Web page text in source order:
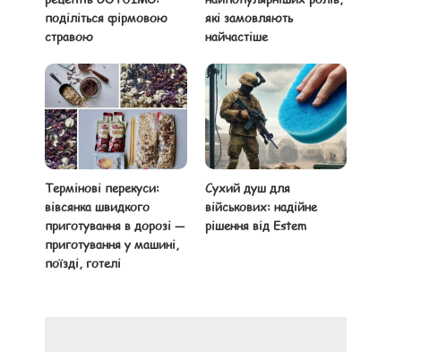
поділіться фірмовою
стравою
які замовляють
найчастіше
Термінові перекуси:
вівсянка швидкого
приготування в дорозі —
приготування у машині,
поїзді, готелі
Сухий душ для
військових: надійне
рішення від Estem